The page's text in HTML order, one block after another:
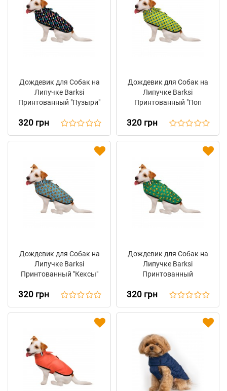
Дождевик для Собак на
Липучке Barksi
Принтованный "Пузыри"
320 грн
Дождевик для Собак на
Липучке Barksi
Принтованный "Поп
320 грн
Дождевик для Собак на
Липучке Barksi
Принтованный "Кексы"
320 грн
Дождевик для Собак на
Липучке Barksi
Принтованный
320 грн